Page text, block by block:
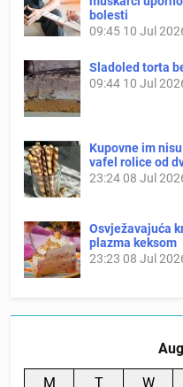
bolesti
09:45 10 Jul
Sladoled torta
09:44 10 Jul
Kupovne im
vafel rolice od
23:2408 Jul
Osvježavajuća
plazma keksom
23:23 08 Jul
M T W